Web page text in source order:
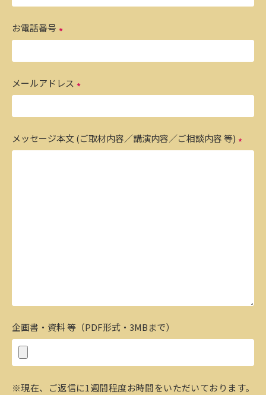
お電話番号
メールアドレス
メッセージ本文 (ご取材内容／講演内容／ご相談内容 等)
企画書・資料 等（PDF形式・3MBまで）
※現在、ご返信に1週間程度お時間をいただいております。